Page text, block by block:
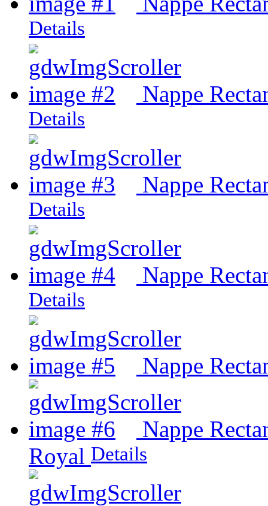
Details
Nappe
Details
Nappe
Details
Nappe
Details
Nappe
Nappe
Royal Details